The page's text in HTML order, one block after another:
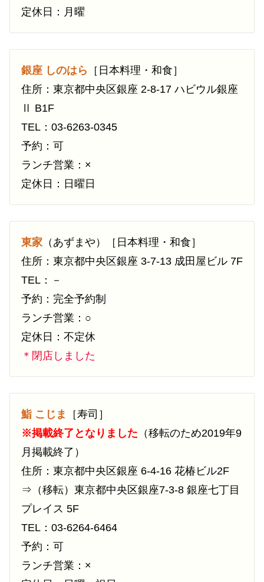
定休日：月曜
銀座 しのはら ［日本料理・和食］
住所：東京都中央区銀座 2-8-17 ハビウル銀座
Ⅱ B1F
TEL：03-6263-0345
予約：可
ランチ営業：×
定休日：日曜日
東家 （あずまや）［日本料理・和食］
住所：東京都中央区銀座 3-7-13 成田屋ビル 7F
TEL：－
予約：完全予約制
ランチ営業：○
定休日：不定休
＊閉店しました
鮨 こじま
［寿司］
※掲載終了となりました （移転のため2019年9
月掲載終了）
住所：東京都中央区銀座 6-4-16 花椿ビル2F
⇒（移転）東京都中央区銀座7-3-8 銀座七丁目
プレイス 5F
TEL：03-6264-6464
予約：可
ランチ営業：×